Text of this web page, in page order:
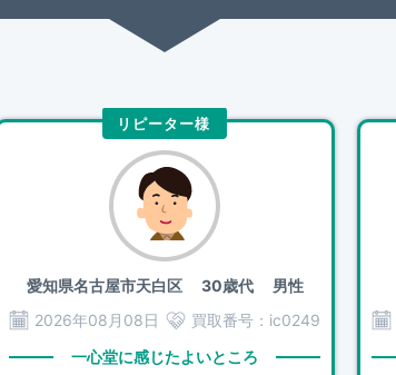
リピーター様
愛知県名古屋市天白区30歳代 男性
2026年08月08日
買取番号： ic0249
一心堂に感じたよいところ